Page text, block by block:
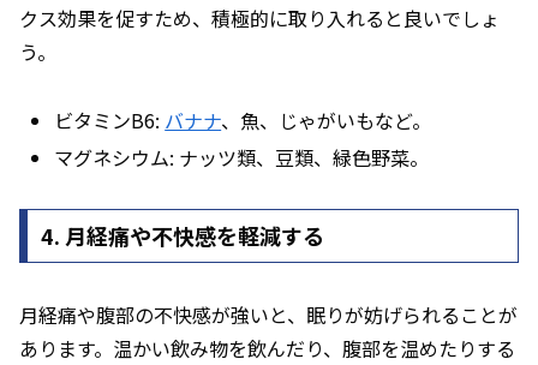
クス効果を促すため、積極的に取り入れると良いでしょ
う。
ビタミンB6: バナナ、魚、じゃがいもなど。
マグネシウム: ナッツ類、豆類、緑色野菜。
4. 月経痛や不快感を軽減する
月経痛や腹部の不快感が強いと、眠りが妨げられることが
あります。温かい飲み物を飲んだり、腹部を温めたりする